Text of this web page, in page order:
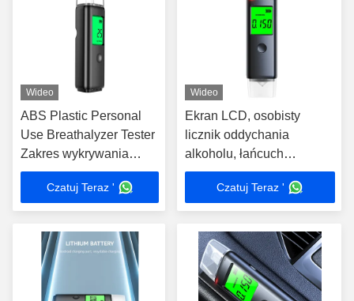
Wideo
ABS Plastic Personal
Use Breathalyzer Tester
Zakres wykrywania
0,00-200 mg/100 mL
Czatuj Teraz '
Wideo
Ekran LCD, osobisty
licznik oddychania
alkoholu, łańcuch
kluczowy 0,00-200 mg/100
Czatuj Teraz '